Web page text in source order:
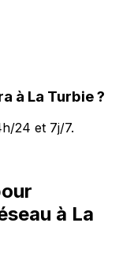
à La Turbie ?
24 et 7j/7.
à La